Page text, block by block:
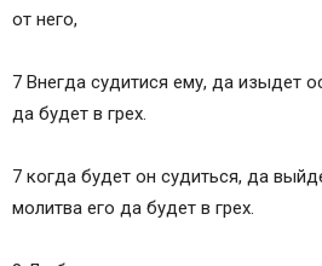
от него,
7 Внегда судитися eму, да изыдет
да будет в грех.
7 когда будет он судиться, да
молитва его да будет в грех.